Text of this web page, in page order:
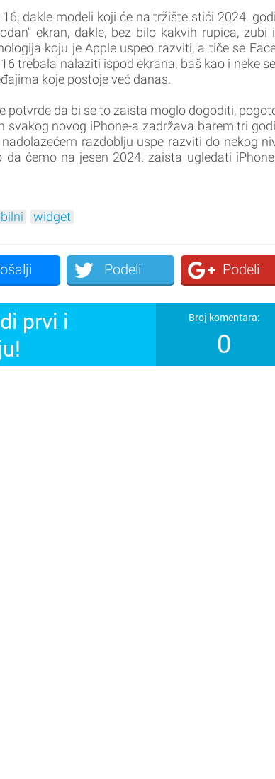
dakle modeli koji će na tržište stići 2024.
ekran, dakle, bez bilo kakvih rupica, zubi
koju je Apple uspeo razviti, a tiče se
trebala nalaziti ispod ekrana, baš kao i neke
koje postoje već danas.
potvrde da bi se to zaista moglo dogoditi,
svakog novog iPhone-a zadržava barem tri
razdoblju uspe razviti do nekog
da ćemo na jesen 2024. zaista ugledati
widget
Podeli Podeli
prvi i
Broj komentara:
0